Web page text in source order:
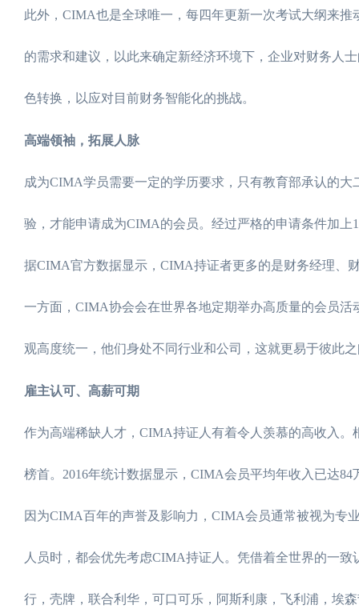
此外，CIMA也是全球唯一，每四年更新一次考试大纲来
的需求和建议，以此来确定新经济环境下，企业对财务人
色转换，以应对目前财务智能化的挑战。
高端领袖，拓展人脉
成为CIMA学员需要一定的学历要求，只有教育部承认的
验，才能申请成为CIMA的会员。经过严格的申请条件加
据CIMA官方数据显示，CIMA持证者更多的是财务经理、
一方面，CIMA协会会在世界各地定期举办高质量的会员
观高度统一，他们身处不同行业和公司，这就更易于彼此
雇主认可、高薪可期
作为高端稀缺人才，CIMA持证人有着令人羡慕的高收入
榜首。2016年统计数据显示，CIMA会员平均年收入已达
因为CIMA百年的声誉及影响力，CIMA会员通常被视为专
人员时，都会优先考虑CIMA持证人。凭借着全世界的一
行，壳牌，联合利华，可口可乐，阿斯利康，飞利浦，埃